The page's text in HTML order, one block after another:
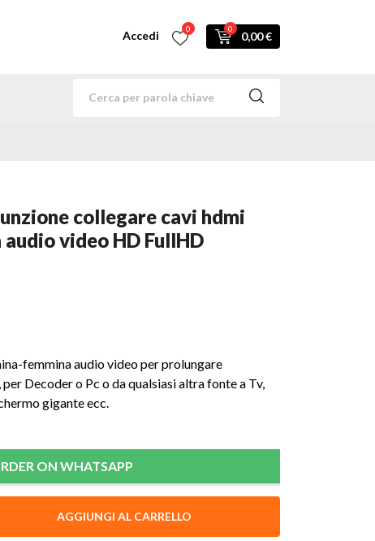
Accedi 0 0
0,00 €
collegare cavi hdmi
video HD FullHD
femmina audio video per prolungare
Decoder o Pc o da qualsiasi altra fontea Tv,
gigante ecc.
ON WHATSAPP
AGGIUNGI AL CARRELLO